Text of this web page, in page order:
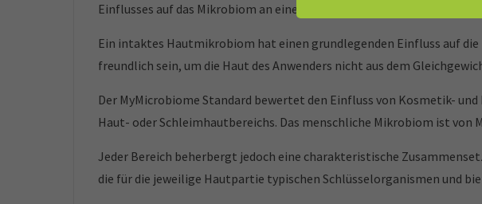
Einflusses auf das Mikrobiom an einer bestimmten Körperstelle.
Ein intaktes Hautmikrobiom hat einen grundlegenden Einfluss auf
freundlich sein, um die Haut des Anwenders nicht aus dem
Der MyMicrobiome Standard bewertet den Einfluss von Kosmetik-
Haut- oder Schleimhautbereichs. Das menschliche Mikrobiom ist von
Jeder Bereich beherbergt jedoch eine charakteristische
die für die jeweilige Hautpartie typischen Schlüsselorganismen und